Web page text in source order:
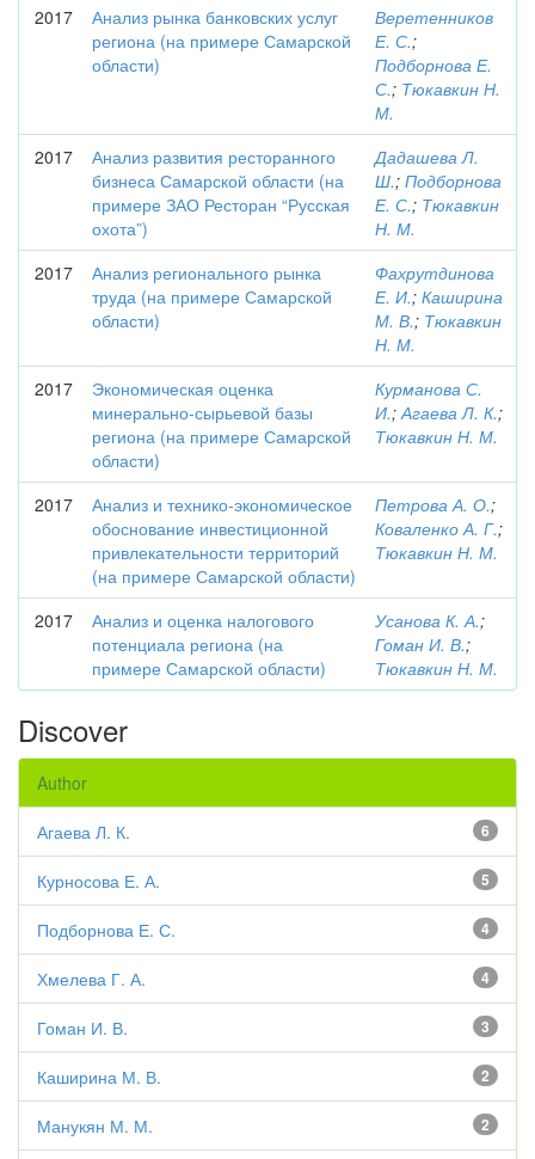
2017
Анализ рынка банковских услуг
региона (на примере Самарской
области)
Веретенников
Е. С.;
Подборнова Е.
С.; Тюкавкин Н.
М.
2017
Анализ развития ресторанного
бизнеса Самарской области (на
примере ЗАО Ресторан “Русская
охота”)
Дадашева Л.
Ш.; Подборнова
Е. С.; Тюкавкин
Н. М.
2017
Анализ регионального рынка
труда (на примере Самарской
области)
Фахрутдинова
Е. И.; Каширина
М. В.; Тюкавкин
Н. М.
2017
Экономическая оценка
минерально-сырьевой базы
региона (на примере Самарской
области)
Курманова С.
И.;Агаева Л. К.;
Тюкавкин Н. М.
2017
Анализ и технико-экономическое
обоснование инвестиционной
привлекательности территорий
(на примере Самарской области)
Петрова А. О.;
Коваленко А. Г.;
Тюкавкин Н. М.
2017
Анализ и оценка налогового
потенциала региона (на
примере Самарской области)
Усанова К. А.;
Гоман И. В.;
Тюкавкин Н. М.
Discover
Author
6
Агаева Л. К.
5
Курносова Е. А.
4
Подборнова Е. С.
4
Хмелева Г. А.
3
Гоман И. В.
2
Каширина М. В.
2
Манукян М. М.